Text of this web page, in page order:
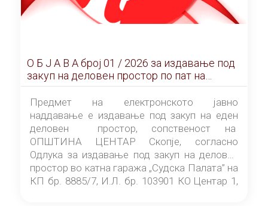
О Б Ј А В А брoj 01 / 2026 за издавање под
закуп на деловен простор по пат на
ЕЛЕКТРОНСКО ЈАВНО НАДДАВАЊЕ
Предмет на електронското јавно
наддавање е издавање под закуп на еден
деловен простор, сопственост на
ОПШТИНА ЦЕНТАР Скопје, согласно
Одлука за издавање под закуп на деловен
простор во катна гаража „Судска Палата” на
КП бр. 8885/7, И.Л. бр. 103901 КО Центар 1,